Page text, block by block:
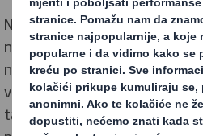
Naš pristup budućnosti znači
najširih izbora koji se mogu
nabavljati kao papirni
valoviti karton do specijalnih
također poznati po visokoj